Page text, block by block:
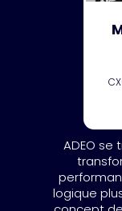
ADEO
logique